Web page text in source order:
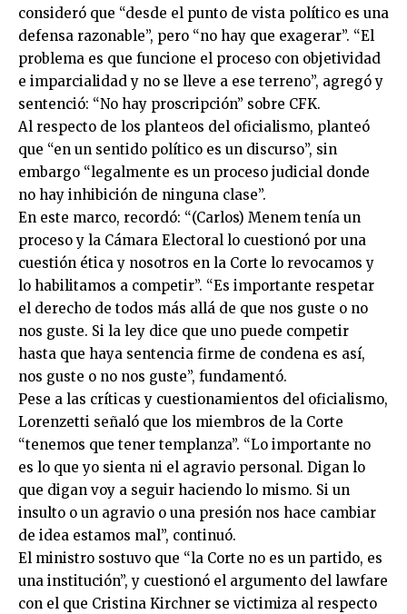
consideró que “desde el punto de vista político es una
defensa razonable”, pero “no hay que exagerar”. “El
problema es que funcione el proceso con objetividad
e imparcialidad y no se lleve a ese terreno”, agregó y
sentenció: “No hay proscripción” sobre CFK.
Al respecto de los planteos del oficialismo, planteó
que “en un sentido político es un discurso”, sin
embargo “legalmente es un proceso judicial donde
no hay inhibición de ninguna clase”.
En este marco, recordó: “(Carlos) Menem tenía un
proceso y la Cámara Electoral lo cuestionó por una
cuestión ética y nosotros en la Corte lo revocamos y
lo habilitamos a competir”. “Es importante respetar
el derecho de todos más allá de que nos guste o no
nos guste. Si la ley dice que uno puede competir
hasta que haya sentencia firme de condena es así,
nos guste o no nos guste”, fundamentó.
Pese a las críticas y cuestionamientos del oficialismo,
Lorenzetti señaló que los miembros de la Corte
“tenemos que tener templanza”. “Lo importante no
es lo que yo sienta ni el agravio personal. Digan lo
que digan voy a seguir haciendo lo mismo. Si un
insulto o un agravio o una presión nos hace cambiar
de idea estamos mal”, continuó.
El ministro sostuvo que “la Corte no es un partido, es
una institución”, y cuestionó el argumento del lawfare
con el que Cristina Kirchner se victimiza al respecto